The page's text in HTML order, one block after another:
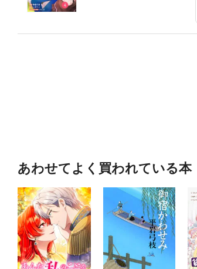
あわせてよく買われている本